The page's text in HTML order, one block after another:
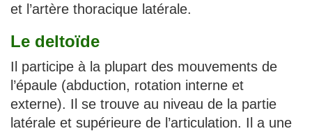
et l’artère thoracique latérale.
Le deltoïde
Il participe à la plupart des mouvements de
l’épaule (abduction, rotation interne et
externe). Il se trouve au niveau de la partie
latérale et supérieure de l’articulation. Il a une